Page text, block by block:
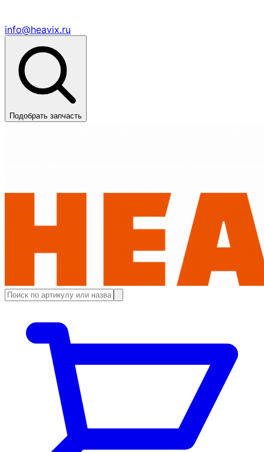
info@heavix.ru
Подобрать запчасть